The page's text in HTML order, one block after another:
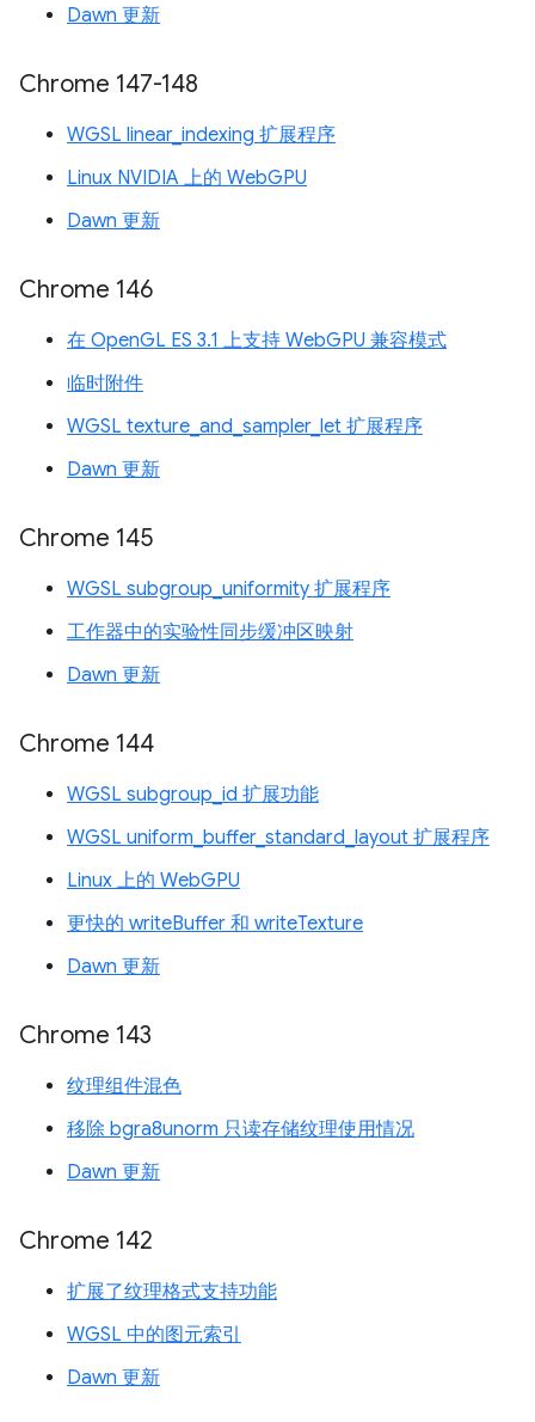
Dawn 更新
Chrome 147-148
WGSL linear_indexing 扩展程序
Linux NVIDIA 上的 WebGPU
Dawn 更新
Chrome 146
在 OpenGL ES 3.1 上支持 WebGPU 兼容模式
临时附件
WGSL texture_and_sampler_let 扩展程序
Dawn 更新
Chrome 145
WGSL subgroup_uniformity 扩展程序
工作器中的实验性同步缓冲区映射
Dawn 更新
Chrome 144
WGSL subgroup_id 扩展功能
WGSL uniform_buffer_standard_layout 扩展程序
Linux 上的 WebGPU
更快的 writeBuffer 和 writeTexture
Dawn 更新
Chrome 143
纹理组件混色
移除 bgra8unorm 只读存储纹理使用情况
Dawn 更新
Chrome 142
扩展了纹理格式支持功能
WGSL 中的图元索引
Dawn 更新